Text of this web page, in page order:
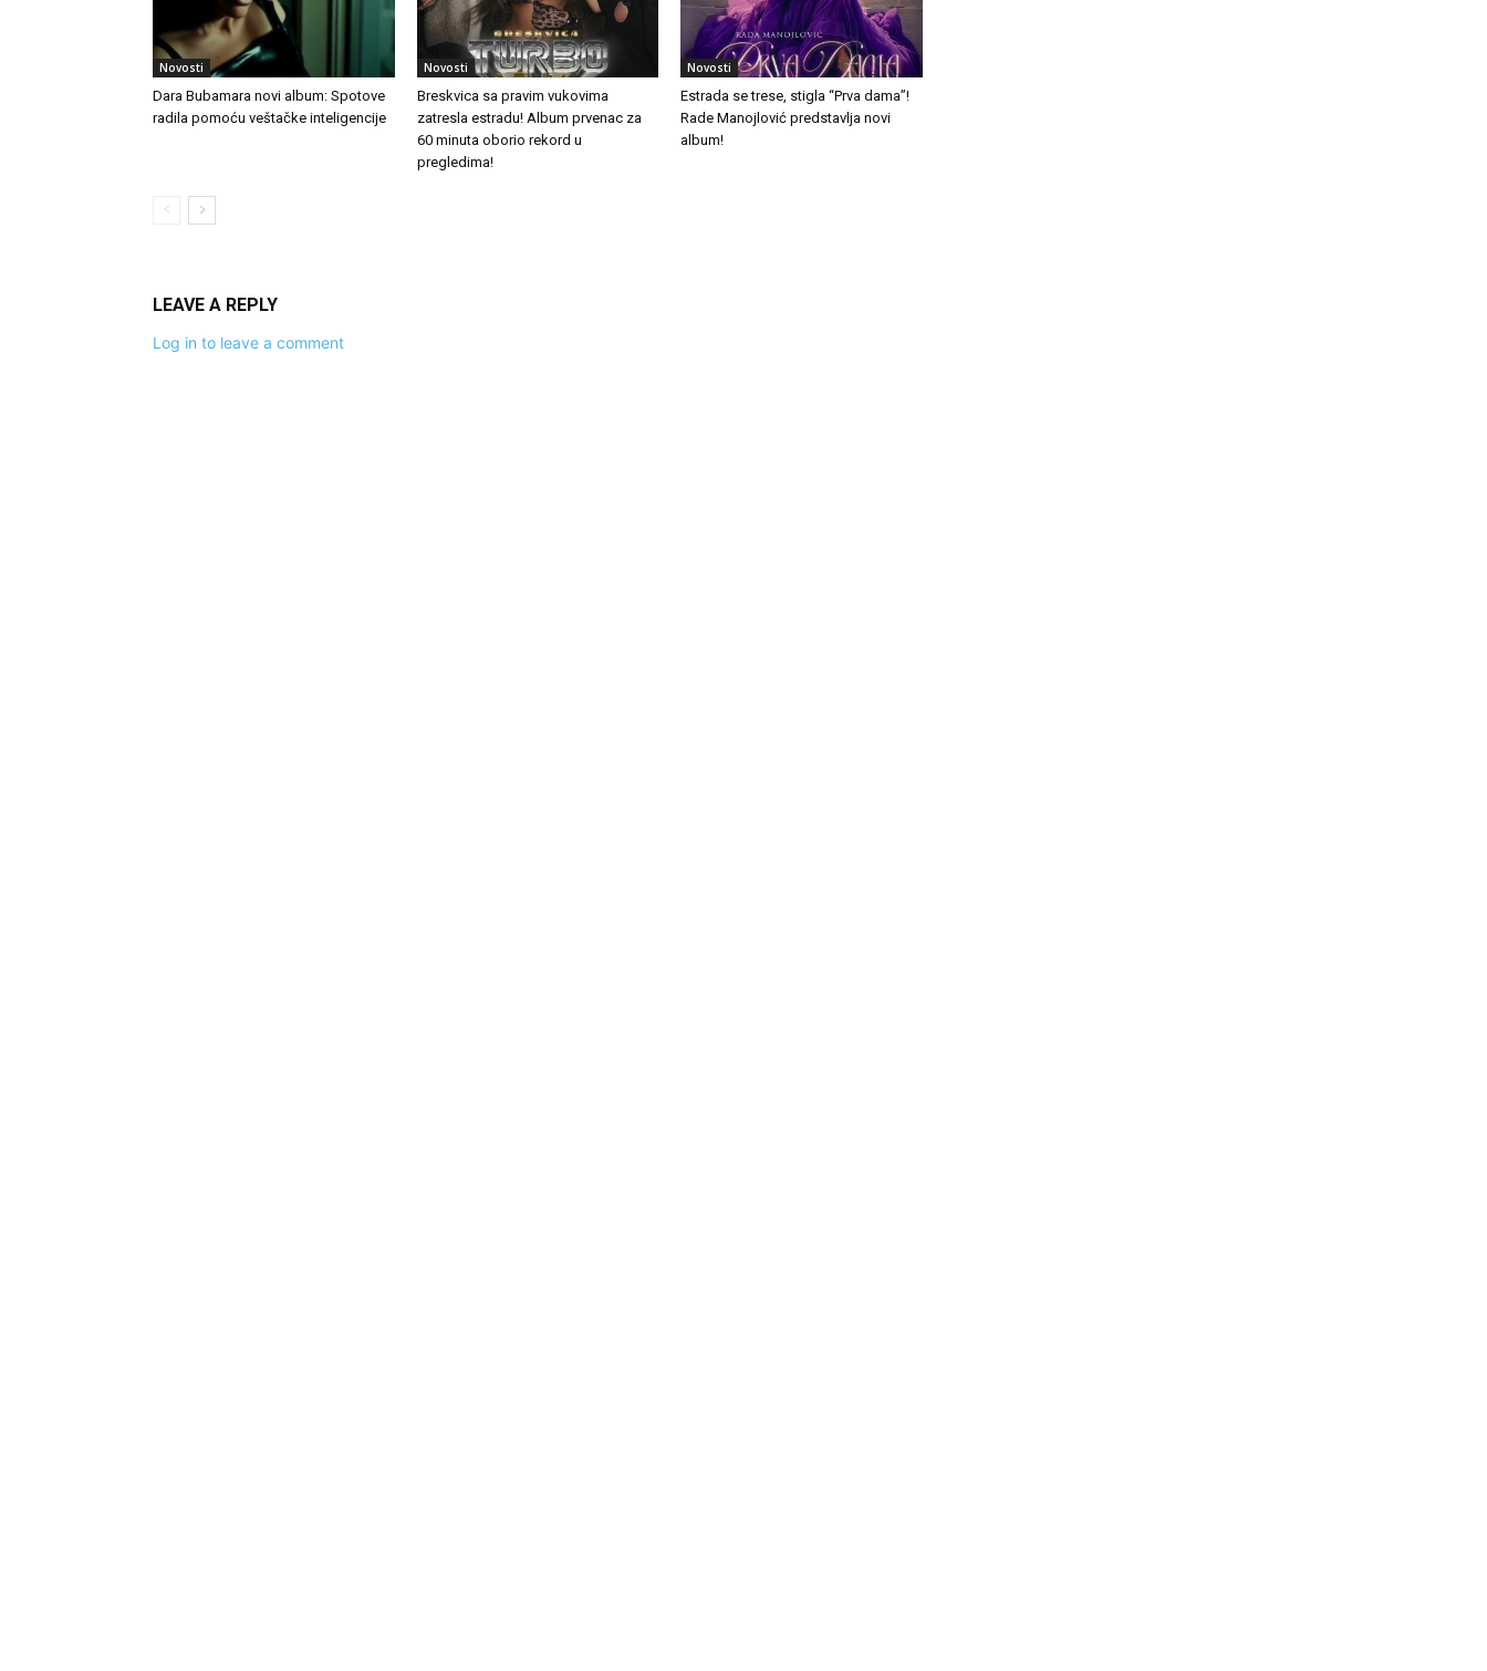
Novosti
Dara Bubamara novi album: Spotove
radila pomoću veštačke inteligencije
Novosti
Breskvica sa pravim vukovima
zatresla estradu! Album prvenac za
60 minuta oborio rekord u
pregledima!
Novosti
Estrada se trese, stigla “Prva dama”!
Rade Manojlović predstavlja novi
album!
LEAVE A REPLY
Log in to leave a comment